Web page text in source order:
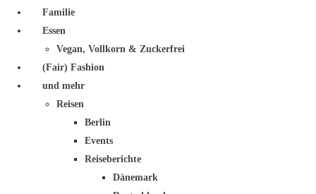
Familie
Essen
Vegan, Vollkorn & Zuckerfrei
(Fair) Fashion
und mehr
Reisen
Berlin
Events
Reiseberichte
Dänemark